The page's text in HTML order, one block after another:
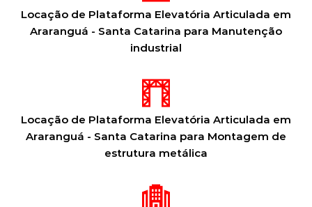
Locação de Plataforma Elevatória Articulada em
Araranguá - Santa Catarina para Manutenção
industrial
Locação de Plataforma Elevatória Articulada em
Araranguá - Santa Catarina para Montagem de
estrutura metálica